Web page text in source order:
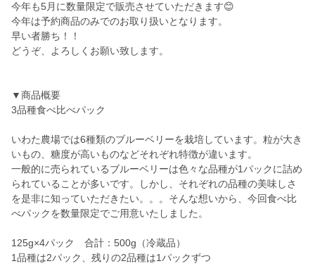
今年も5月に数量限定で販売させていただきます😊
今年は予約商品のみでのお取り扱いとなります。
早い者勝ち！！
どうぞ、よろしくお願い致します。
▼商品概要
3品種食べ比べパック
いわた農場では6種類のブルーベリーを栽培しています。粒が大き
いもの、糖度が高いものなどそれぞれ特徴が違います。
一般的に売られているブルーベリーは色々な品種が1パックに詰め
られていることが多いです。しかし、それぞれの品種の美味しさ
を是非に知っていただきたい。。。そんな想いから、今回食べ比
べパックを数量限定でご用意いたしました。
125g×4パック 合計：500g（冷蔵品）
1品種は2パック、残りの2品種は1パックずつ